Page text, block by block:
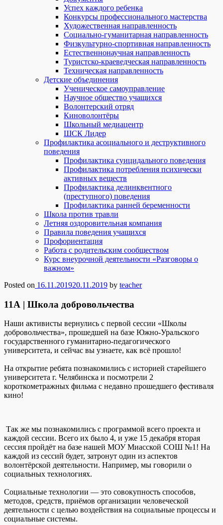
Успех каждого ребенка
Конкурсы профессионального мастерства
Художественная направленность
Социально-гуманитарная направленность
Физкультурно-спортивная направленность
Естественнонаучная направленность
Туристско-краеведческая направленность
Техническая направленность
Детские объединения
Ученическое самоуправление
Научное общество учащихся
Волонтерский отряд
Киноволонтёры
Школьный медиацентр
ШСК Лидер
Профилактика асоциального и деструктивного
поведения
Профилактика суицидального поведения
Профилактика потребления психически
активных веществ
Профилактика делинквентного
(преступного) поведения
Профилактика ранней беременности
Школа против травли
Летняя оздоровительная компания
Правила поведения учащихся
Профориентация
Работа с родительским сообществом
Курс внеурочной деятельности «Разговоры о
важном»
Posted on 16.11.201920.11.2019 by teacher
11А | Школа добровольчества
Наши активисты вернулись с первой сессии «Школы
добровольчества», прошедшей на базе Южно-Уральского
государственного гуманитарно-педагогического
университета, и сейчас вы узнаете, как всё прошло!
На открытие ребята познакомились с историей старейшего
университета г. Челябинска и посмотрели 2
короткометражных фильма с недавно прошедшего фестиваля
кино!
Так же мы познакомились с программой всего проекта и
каждой сессии. Всего их было 4, и уже 15 декабря вторая
сессия пройдёт на базе нашей МОУ Миасской СОШ №1! На
каждой из сессий будет, затронут один из аспектов
волонтёрской деятельности. Например, мы говорили о
социальных технологиях.
Социальные технологии — это совокупность способов,
методов, средств, приёмов организации человеческой
деятельности с целью воздействия на социальные процессы и
социальные системы.